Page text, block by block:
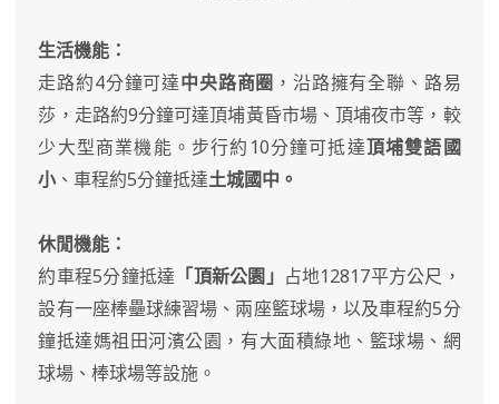
生活機能：
走路約4分鐘可達中央路商圈 ，沿路擁有全聯、路易
莎，走路約9分鐘可達頂埔黃昏市場、頂埔夜市等，較
少大型商業機能。步行約10分鐘可抵達頂埔雙語國
小、車程約5分鐘抵達土城國中。
休閒機能：
約車程5分鐘抵達 「頂新公園」 占地12817平方公尺，
設有一座棒壘球練習場、兩座籃球場，以及車程約5分
鐘抵達媽祖田河濱公園，有大面積綠地、籃球場、網
球場、棒球場等設施。